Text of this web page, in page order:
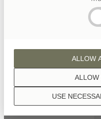
USE
ALLOW
ALLOW
nyaTisch
Nussbaum Wild
Eiche